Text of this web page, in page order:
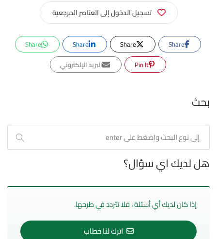
تسجيل الدخول إلى العناصر المرجعية
Share
Share
Share
Share
Pin It
البريد الإلكتروني
بحث
هل لديك اي سؤال؟
إذا كان لديك أي أسئلة ، فلا تتردد في طرحها.
اترك لنا خطاب